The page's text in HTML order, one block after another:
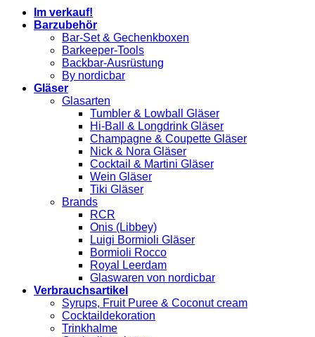
Im verkauf!
Barzubehör
Bar-Set & Gechenkboxen
Barkeeper-Tools
Backbar-Ausrüstung
By nordicbar
Gläser
Glasarten
Tumbler & Lowball Gläser
Hi-Ball & Longdrink Gläser
Champagne & Coupette Gläser
Nick & Nora Gläser
Cocktail & Martini Gläser
Wein Gläser
Tiki Gläser
Brands
RCR
Onis (Libbey)
Luigi Bormioli Gläser
Bormioli Rocco
Royal Leerdam
Glaswaren von nordicbar
Verbrauchsartikel
Syrups, Fruit Puree & Coconut cream
Cocktaildekoration
Trinkhalme